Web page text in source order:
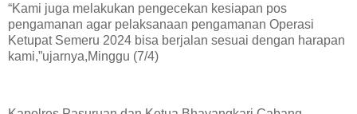
“Kami juga melakukan pengecekan kesiapan pos
pengamanan agar pelaksanaan pengamanan Operasi
Ketupat Semeru 2024 bisa berjalan sesuai dengan harapan
kami,”ujarnya,Minggu (7/4)